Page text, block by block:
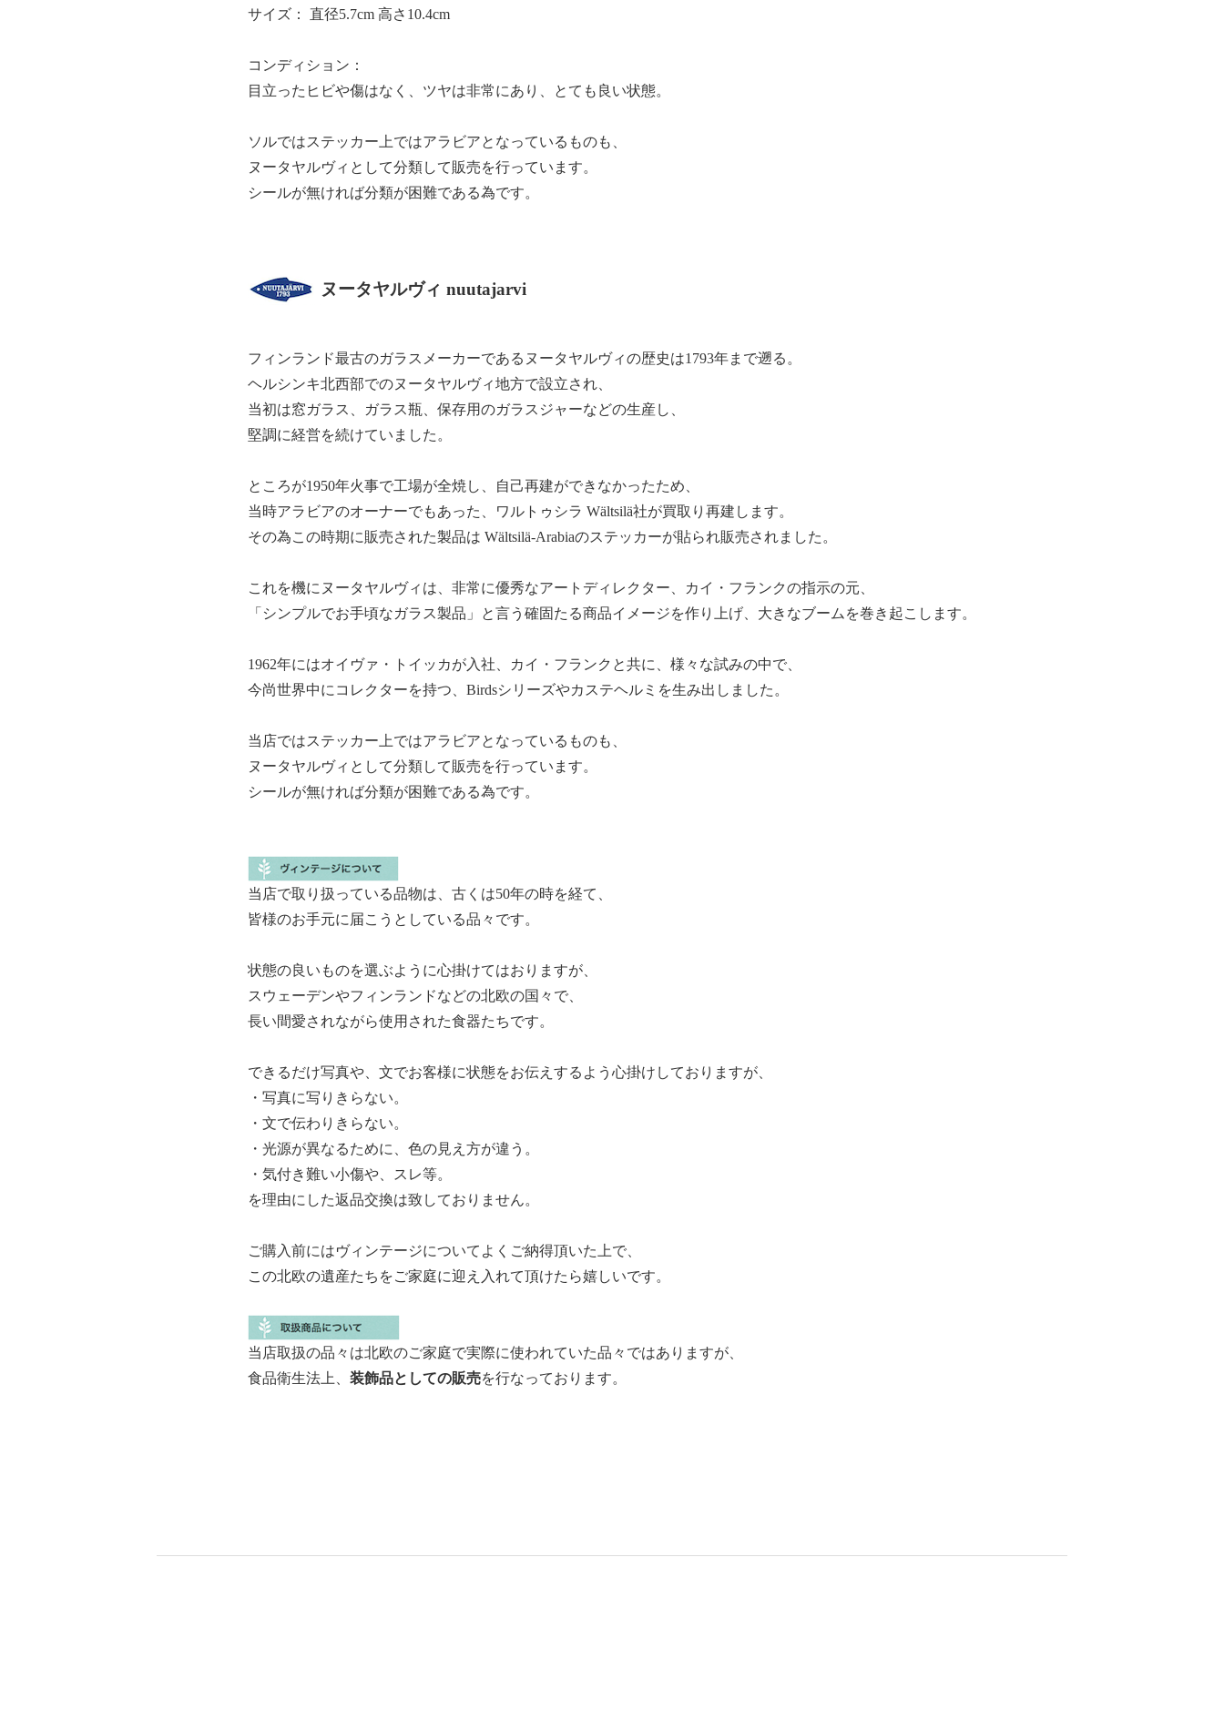
サイズ： 直径5.7cm 高さ10.4cm
コンディション：
目立ったヒビや傷はなく、ツヤは非常にあり、とても良い状態。
ソルではステッカー上ではアラビアとなっているものも、
ヌータヤルヴィとして分類して販売を行っています。
シールが無ければ分類が困難である為です。
ヌータヤルヴィ nuutajarvi
フィンランド最古のガラスメーカーであるヌータヤルヴィの歴史は1793年まで遡る。
ヘルシンキ北西部でのヌータヤルヴィ地方で設立され、
当初は窓ガラス、ガラス瓶、保存用のガラスジャーなどの生産し、
堅調に経営を続けていました。
ところが1950年火事で工場が全焼し、自己再建ができなかったため、
当時アラビアのオーナーでもあった、ワルトゥシラ Wältsilä社が買取り再建します。
その為この時期に販売された製品は Wältsilä-Arabiaのステッカーが貼られ販売されました。
これを機にヌータヤルヴィは、非常に優秀なアートディレクター、カイ・フランクの指示の元、
「シンプルでお手頃なガラス製品」と言う確固たる商品イメージを作り上げ、大きなブームを巻き起こします。
1962年にはオイヴァ・トイッカが入社、カイ・フランクと共に、様々な試みの中で、
今尚世界中にコレクターを持つ、Birdsシリーズやカステヘルミを生み出しました。
当店ではステッカー上ではアラビアとなっているものも、
ヌータヤルヴィとして分類して販売を行っています。
シールが無ければ分類が困難である為です。
当店で取り扱っている品物は、古くは50年の時を経て、
皆様のお手元に届こうとしている品々です。
状態の良いものを選ぶように心掛けてはおりますが、
スウェーデンやフィンランドなどの北欧の国々で、
長い間愛されながら使用された食器たちです。
できるだけ写真や、文でお客様に状態をお伝えするよう心掛けしておりますが、
・写真に写りきらない。
・文で伝わりきらない。
・光源が異なるために、色の見え方が違う。
・気付き難い小傷や、スレ等。
を理由にした返品交換は致しておりません。
ご購入前にはヴィンテージについてよくご納得頂いた上で、
この北欧の遺産たちをご家庭に迎え入れて頂けたら嬉しいです。
当店取扱の品々は北欧のご家庭で実際に使われていた品々ではありますが、
食品衛生法上、 装飾品としての販売を行なっております。